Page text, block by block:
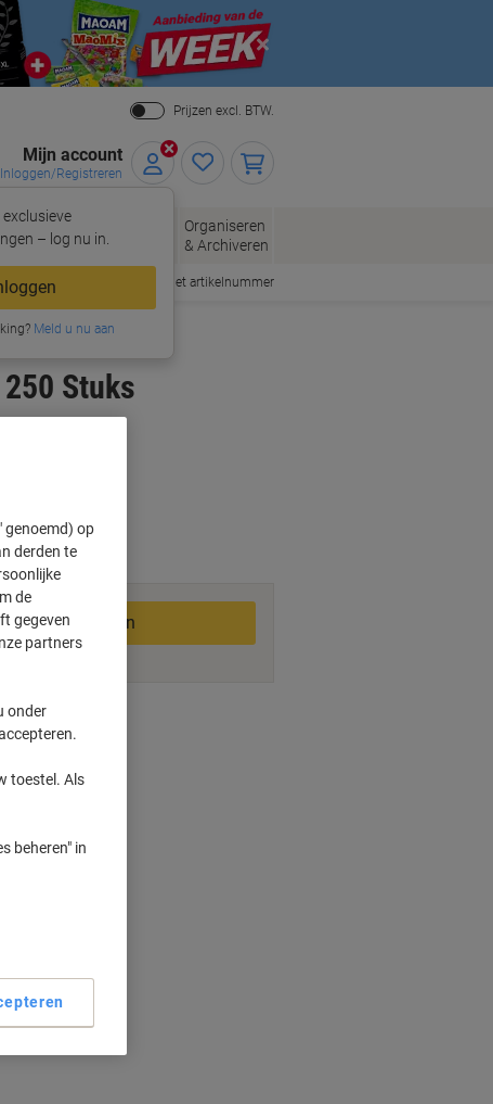
Close
Prijzen excl. BTW.
Mijn account
Inloggen/Registreren
– log nu in.
Meld u nu aan
Kantoorartikelen
Organiseren
& Archiveren
Snel bestellen met artikelnummer
Stuks
3 werkdagen
In winkelwagen
scheuren
genoemd) op
derden te
de
gegeven
partners
onder
toestel. Als
beheren" in